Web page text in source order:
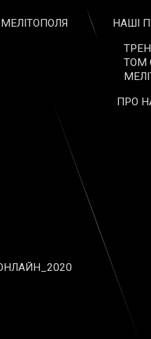
НАШІ
ТОМ
ПРО